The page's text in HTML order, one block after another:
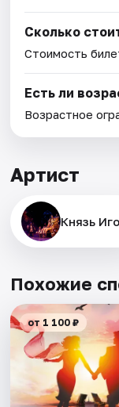
Сколько
Стоимость
Есть ли
Возрастное
Артист
Князь
Похожие
от 1 100 ₽